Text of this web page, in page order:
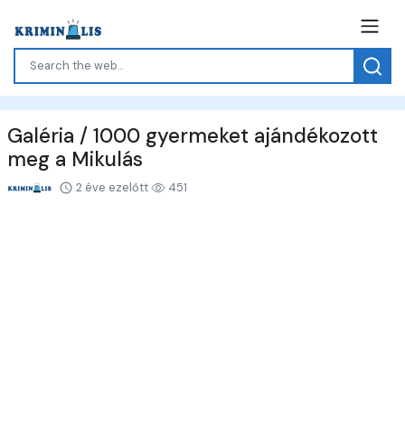
Galéria / 1000 gyermeket ajándékozott
meg a Mikulás
2 éve ezelőtt 451